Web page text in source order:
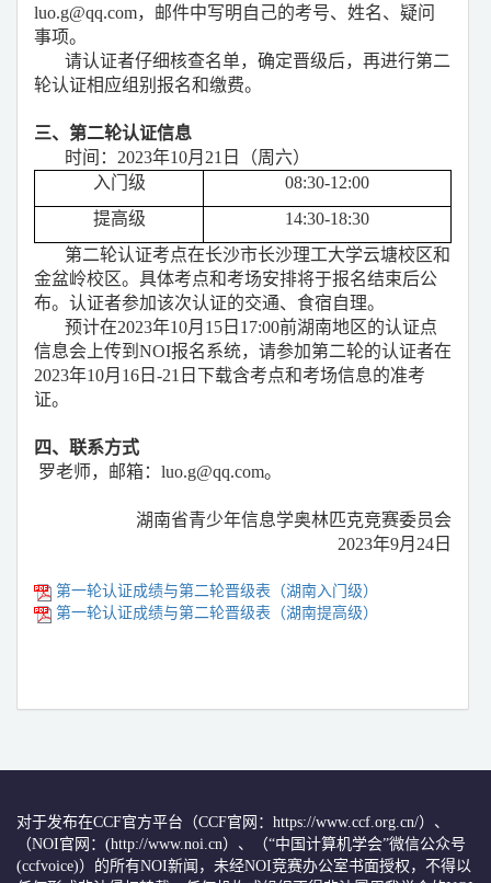
luo.g@qq.com，邮件中写明自己的考号、姓名、疑问
事项。
请认证者仔细核查名单，确定晋级后，再进行第二
轮认证相应组别报名和缴费。
三、第二轮认证信息
时间：2023年10月21日（周六）
入门级
08:30-12:00
提高级
14:30-18:30
第二轮认证考点在长沙市长沙理工大学云塘校区和
金盆岭校区。具体考点和考场安排将于报名结束后公
布。认证者参加该次认证的交通、食宿自理。
预计在2023年10月15日17:00前湖南地区的认证点
信息会上传到NOI报名系统，请参加第二轮的认证者在
2023年10月16日-21日下载含考点和考场信息的准考
证。
四、联系方式
罗老师，邮箱：luo.g@qq.com。
湖南省青少年信息学奥林匹克竞赛委员会
2023年9月24日
第一轮认证成绩与第二轮晋级表（湖南入门级）
第一轮认证成绩与第二轮晋级表（湖南提高级）
对于发布在CCF官方平台（CCF官网：https://www.ccf.org.cn/）、
（NOI官网：(http://www.noi.cn）、（“中国计算机学会”微信公众号
(ccfvoice)）的所有NOI新闻，未经NOI竞赛办公室书面授权，不得以